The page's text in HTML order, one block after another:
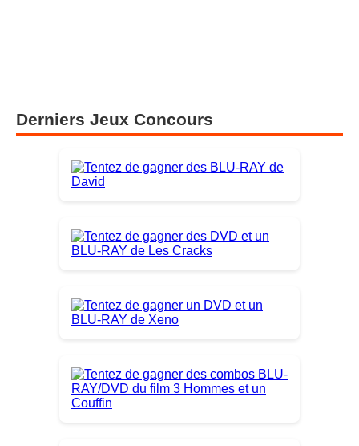
Derniers Jeux Concours